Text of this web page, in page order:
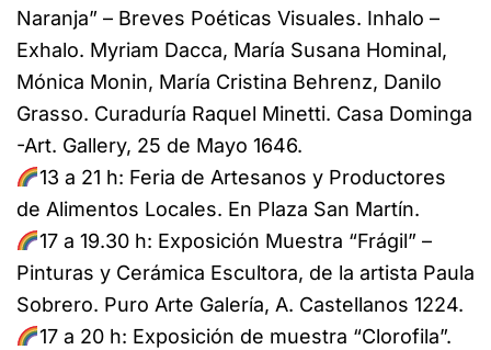
Naranja” – Breves Poéticas Visuales. Inhalo –
Exhalo. Myriam Dacca, María Susana Hominal,
Mónica Monin, María Cristina Behrenz, Danilo
Grasso. Curaduría Raquel Minetti. Casa Dominga
-Art. Gallery, 25 de Mayo 1646.
13 a 21 h: Feria de Artesanos y Productores
de Alimentos Locales. En Plaza San Martín.
17 a 19.30 h: Exposición Muestra “Frágil” –
Pinturas y Cerámica Escultora, de la artista Paula
Sobrero. Puro Arte Galería, A. Castellanos 1224.
17 a 20 h: Exposición de muestra “Clorofila”.